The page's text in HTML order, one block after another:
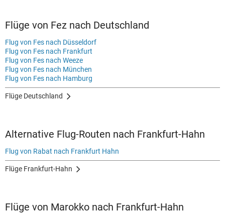
Flüge von Fez nach Deutschland
Flug von Fes nach Düsseldorf
Flug von Fes nach Frankfurt
Flug von Fes nach Weeze
Flug von Fes nach München
Flug von Fes nach Hamburg
Flüge Deutschland
Alternative Flug-Routen nach Frankfurt-Hahn
Flug von Rabat nach Frankfurt Hahn
Flüge Frankfurt-Hahn
Flüge von Marokko nach Frankfurt-Hahn